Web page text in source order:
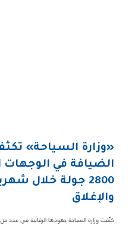
«وزارة السياحة»
الضيافة في الوجهات
2800 جولة خلال
والإغلاق
كثّفت وزارة السياحة جهودها الرقابية في عدد